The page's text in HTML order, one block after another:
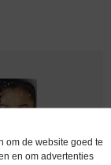
om de website goed te
en om advertenties